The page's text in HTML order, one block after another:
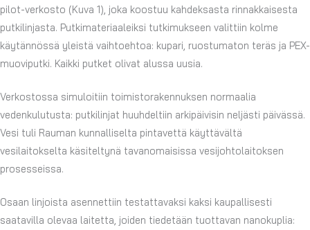
pilot-verkosto (Kuva 1), joka koostuu kahdeksasta rinnakkaisesta
putkilinjasta. Putkimateriaaleiksi tutkimukseen valittiin kolme
käytännössä yleistä vaihtoehtoa: kupari, ruostumaton teräs ja PEX-
muoviputki. Kaikki putket olivat alussa uusia.
Verkostossa simuloitiin toimistorakennuksen normaalia
vedenkulutusta: putkilinjat huuhdeltiin arkipäivisin neljästi päivässä.
Vesi tuli Rauman kunnalliselta pintavettä käyttävältä
vesilaitokselta käsiteltynä tavanomaisissa vesijohtolaitoksen
prosesseissa.
Osaan linjoista asennettiin testattavaksi kaksi kaupallisesti
saatavilla olevaa laitetta, joiden tiedetään tuottavan nanokuplia: